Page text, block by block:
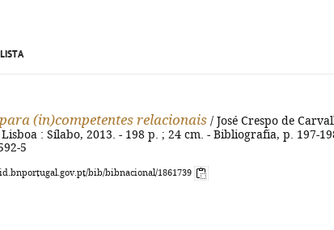
(in)competentes relacionais / José Crespo de
Lisboa : Sílabo, 2013. - 198 p. ; 24 cm. - Bibliografia, p. 197-
5
bib/bibnacional/1861739